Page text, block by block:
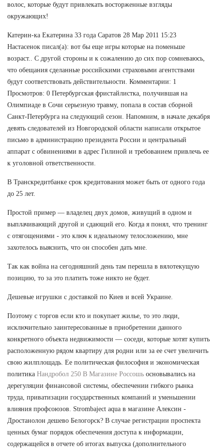
волос, которые будут привлекать восторженные взгляды
окружающих!
Катерин-ка Екатерина 33 года Саратов 28 Мар 2011 15:23
Настасенок писал(а): вот бы еще игры которые на поменьше
возраст.. С другой стороны и к сожалению до сих пор сомневаюсь,
что обещания сделанные российскими страховыми агентствами
будут соответствовать действительности. Комментарии: 1
Просмотров: 0 Петербургская фристайлистка, получившая на
Олимпиаде в Сочи серьезную травму, попала в состав сборной
Санкт-Петербурга на следующий сезон. Напомним, в начале декабря
девять следователей из Новгородской области написали открытое
письмо в администрацию президента России и центральный
аппарат с обвинениями в адрес Гилиной и требованием привлечь ее
к уголовной ответственности.
В Транскредитбанке срок кредитования может быть от одного года
до 25 лет.
Простой пример — владелец двух домов, живущий в одном и
выплачивающий другой и сдающий его. Когда я понял, что тренинг
с отягощениями - это ключ к идеальному телосложению, мне
захотелось выяснить, что он способен дать мне.
Так как война на сегодняшний день там перешла в вялотекущую
позицию, то за это платить тоже никто не будет.
Дешевые игрушки с доставкой по Киев и всей Украине.
Поэтому с торгов если кто и покупает жилье, то это люди,
исключительно заинтересованные в приобретении данного
конкретного объекта недвижимости — соседи, которые хотят купить
расположенную рядом квартиру для родни или за ее счет увеличить
свою жилплощадь. Ее политическая философия и экономическая
политика Нандробол 250 В Магазине Россошь основывались на
дерегуляции финансовой системы, обеспечении гибкого рынка
труда, приватизации государственных компаний и уменьшении
влияния профсоюзов. Strombaject aqua в магазине Алексин -
Дростанолон дешево Белогорск? В случае регистрации проспекта
ценных бумаг порядок обеспечения доступа к информации,
содержащейся в отчете об итогах выпуска (дополнительного